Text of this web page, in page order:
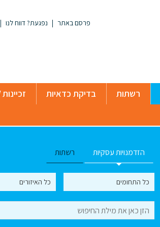
פרסם באתר נפגעת? דווח לנו
רשתות בדיקת כדאיות זכיינות TV
הזדמנויות עסקיות רשתות